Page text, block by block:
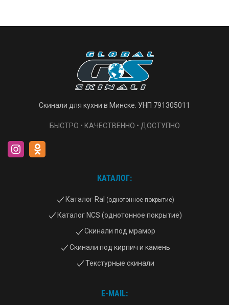
Скинали для кухни в Минске. УНП 791305011
БЫСТРО • КАЧЕСТВЕННО • ДОСТУПНО
КАТАЛОГ:
Каталог Ral (однотонное покрытие)
Каталог NCS (однотонное покрытие)
Скинали под мрамор
Скинали под кирпич и камень
Текстурные скинали
E-MAIL: